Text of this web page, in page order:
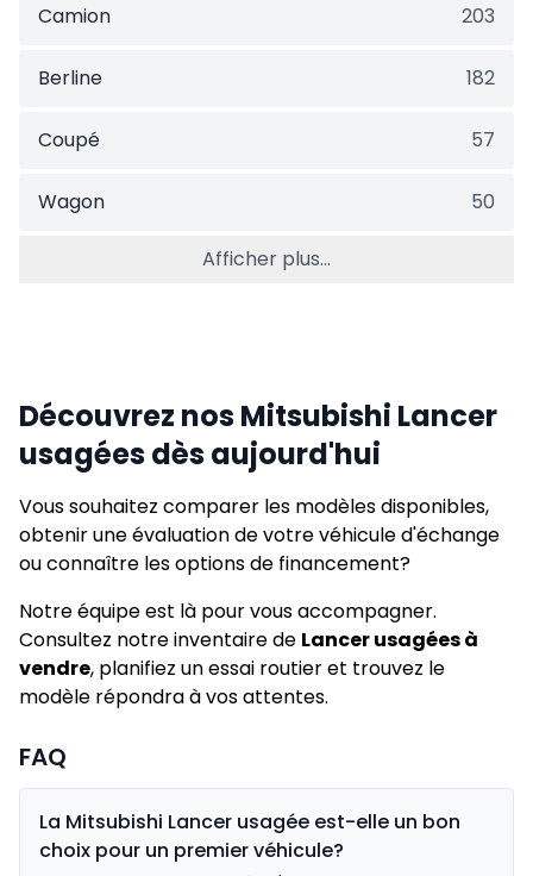
Camion 203
Berline 182
Coupé 57
Wagon 50
Afficher plus...
Découvrez nos Mitsubishi Lancer
usagées dès aujourd'hui
Vous souhaitez comparer les modèles disponibles,
obtenir une évaluation de votre véhicule d'échange
ou connaître les options de financement?
Notre équipe est là pour vous accompagner.
Consultez notre inventaire de Lancer usagées à
vendre, planifiez un essai routier et trouvez le
modèle répondra à vos attentes.
FAQ
La Mitsubishi Lancer usagée est-elle un bon
choix pour un premier véhicule?